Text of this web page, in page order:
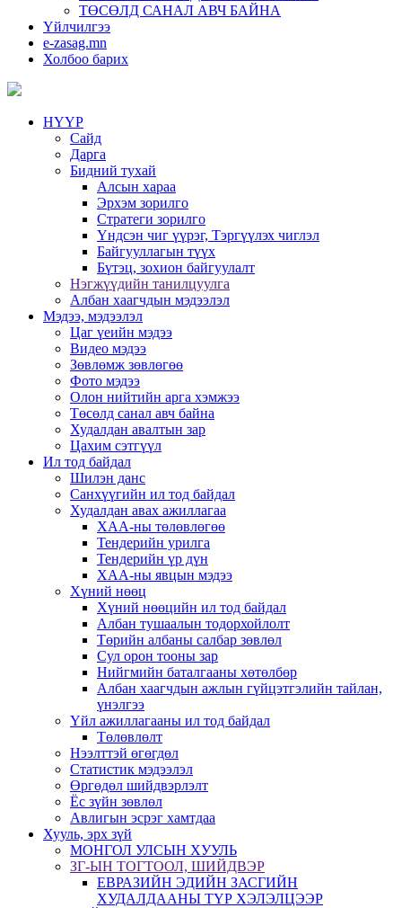
ТӨСӨЛД САНАЛ АВЧ БАЙНА
Үйлчилгээ
e-zasag.mn
Холбоо барих
НҮҮР
Сайд
Дарга
Бидний тухай
Алсын хараа
Эрхэм зорилго
Стратеги зорилго
Үндсэн чиг үүрэг, Тэргүүлэх чиглэл
Байгууллагын түүх
Бүтэц, зохион байгуулалт
Нэгжүүдийн танилцуулга
Албан хаагчдын мэдээлэл
Мэдээ, мэдээлэл
Цаг үеийн мэдээ
Видео мэдээ
Зөвлөмж зөвлөгөө
Фото мэдээ
Олон нийтийн арга хэмжээ
Төсөлд санал авч байна
Худалдан авалтын зар
Цахим сэтгүүл
Ил тод байдал
Шилэн данс
Санхүүгийн ил тод байдал
Худалдан авах ажиллагаа
ХАА-ны төлөвлөгөө
Тендерийн урилга
Тендерийн үр дүн
ХАА-ны явцын мэдээ
Хүний нөөц
Хүний нөөцийн ил тод байдал
Албан тушаалын тодорхойлолт
Төрийн албаны салбар зөвлөл
Сул орон тооны зар
Нийгмийн баталгааны хөтөлбөр
Албан хаагчдын ажлын гүйцэтгэлийн тайлан,
үнэлгээ
Үйл ажиллагааны ил тод байдал
Төлөвлөлт
Нээлттэй өгөгдөл
Статистик мэдээлэл
Өргөдөл шийдвэрлэлт
Ёс зүйн зөвлөл
Авлигын эсрэг хамтдаа
Хууль, эрх зүй
МОНГОЛ УЛСЫН ХУУЛЬ
ЗГ-ЫН ТОГТООЛ, ШИЙДВЭР
ЕВРАЗИЙН ЭДИЙН ЗАСГИЙН
ХУДАЛДААНЫ ТҮР ХЭЛЭЛЦЭЭР